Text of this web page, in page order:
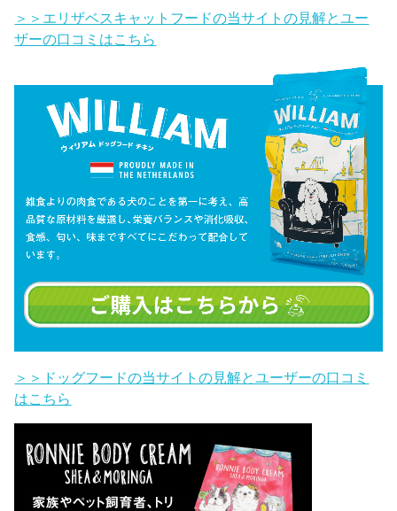
＞＞エリザベスキャットフードの当サイトの見解とユー
ザーの口コミはこちら
＞＞ドッグフードの当サイトの見解とユーザーの口コミ
はこちら